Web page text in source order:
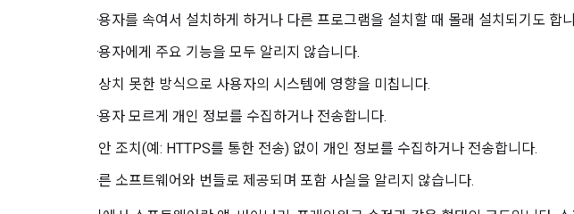
사용자를 속여서 설치하게 하거나 다른 프로그램을 설치할 때 몰래 설치되기도 합
사용자에게 주요 기능을 모두 알리지 않습니다.
예상치 못한 방식으로 사용자의 시스템에 영향을 미칩니다.
사용자 모르게 개인 정보를 수집하거나 전송합니다.
보안 조치(예: HTTPS를 통한 전송) 없이 개인 정보를 수집하거나 전송합니다.
다른 소프트웨어와 번들로 제공되며 포함 사실을 알리지 않습니다.